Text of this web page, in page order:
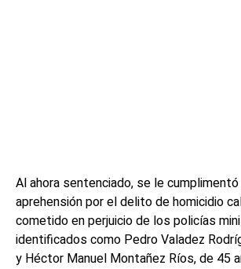
Al ahora sentenciado, se le
aprehensión por el delito de homicidio
cometido en perjuicio de los policías
identificados como Pedro Valadez
y Héctor Manuel Montañez Ríos, de 45